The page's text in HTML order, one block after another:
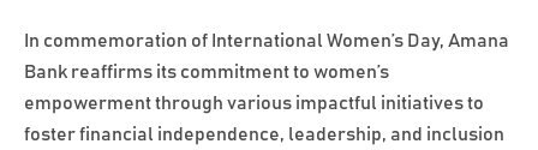
In commemoration of International Women’s Day, Amana
Bank reaffirms its commitment to women’s
empowerment through various impactful initiatives to
foster financial independence, leadership, and inclusion